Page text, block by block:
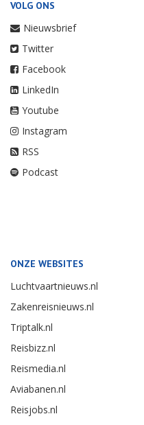
VOLG ONS
Nieuwsbrief
Twitter
Facebook
LinkedIn
Youtube
Instagram
RSS
Podcast
ONZE WEBSITES
Luchtvaartnieuws.nl
Zakenreisnieuws.nl
Triptalk.nl
Reisbizz.nl
Reismedia.nl
Aviabanen.nl
Reisjobs.nl